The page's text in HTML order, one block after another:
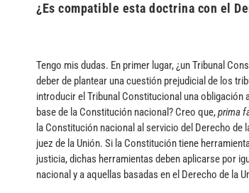
¿Es compatible esta doctrina con el
Tengo mis dudas. En primer lugar, ¿un Tribunal
deber de plantear una cuestión prejudicial de los
introducir el Tribunal Constitucional una obligación
base de la Constitución nacional? Creo que,prima
la Constitución nacional al servicio del Derecho de
juez de la Unión. Si la Constitución tiene
justicia, dichas herramientas deben aplicarse por
nacional y a aquellas basadas en el Derecho de la